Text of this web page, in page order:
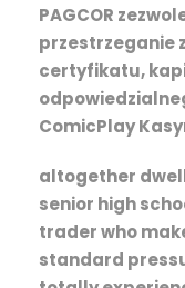
PAGCOR
przestrzeganie
certyfikatu,
ComicPlay
altogether
senior high
trader who
standard